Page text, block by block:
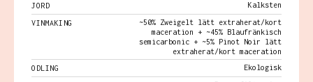
JORD Kalksten
VINMAKING
~50% Zweigelt lätt extraherat/kort
maceration + ~45% Blaufränkisch
semicarbonic + ~5% Pinot Noir lätt
extraherat/kort maceration
ODLING
Ekologisk